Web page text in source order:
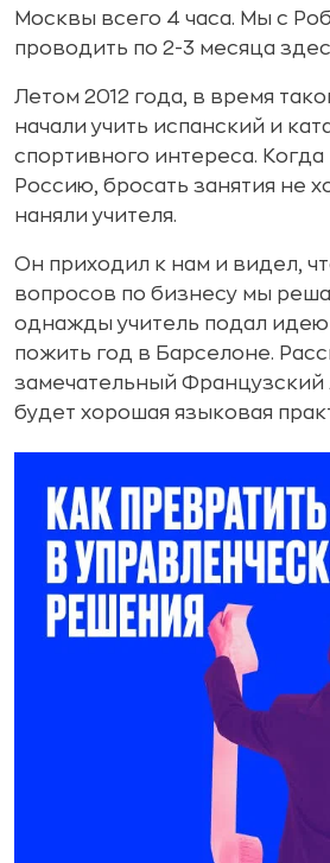
Москвы всего 4 часа. Мы с
проводить по 2-3 месяца
Летом 2012 года, в время
начали учить испанский и
спортивного интереса. Когда
Россию, бросать занятия не
наняли учителя.
Он приходил к нам и видел,
вопросов по бизнесу мы
однажды учитель подал идею
пожить год в Барселоне.
замечательный Французский
будет хорошая языковая